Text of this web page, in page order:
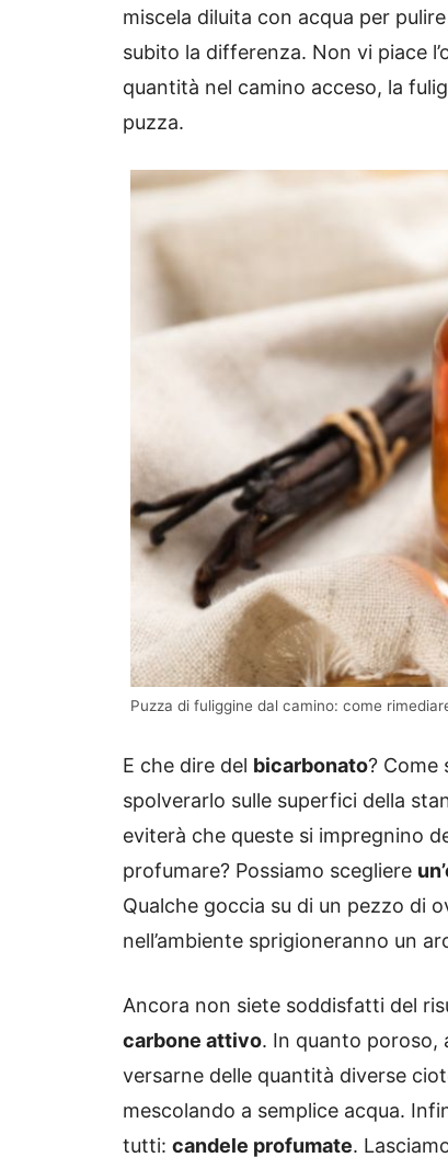
miscela diluita con acqua per
subito la differenza. Non vi piace
quantità nel camino acceso, la
puzza.
Puzza di fuliggine dal camino: come
E che dire del bicarbonato? Come
spolverarlo sulle superfici della
eviterà che queste si impregnino
profumare? Possiamo scegliere
Qualche goccia su di un pezzo di
nell’ambiente sprigioneranno un
Ancora non siete soddisfatti del
carbone attivo. In quanto poroso,
versarne delle quantità diverse
mescolando a semplice acqua.
tutti: candele profumate.